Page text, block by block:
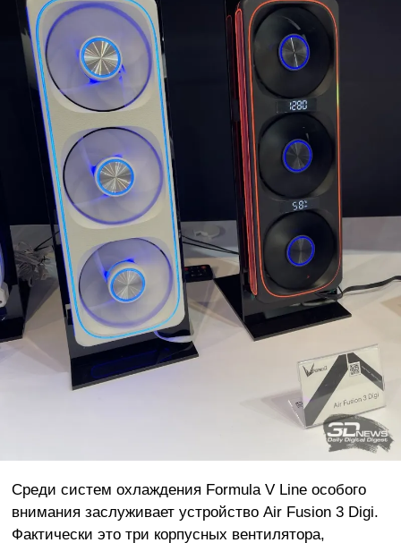
Среди систем охлаждения Formula V Line особого
внимания заслуживает устройство Air Fusion 3 Digi.
Фактически это три корпусных вентилятора,